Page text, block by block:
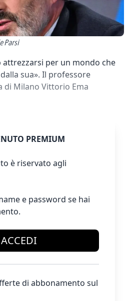
Parsi
attrezzarsi per un mondo che
sua». Il professore
di Milano Vittorio Ema
PREMIUM
è riservato agli
e password se hai
ACCEDI
di abbonamento sul